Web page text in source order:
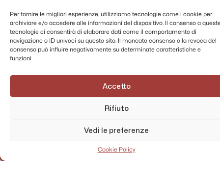
Per fornire le migliori esperienze, utilizziamo tecnologie come i cookie per
archiviare e/o accedere alle informazioni del dispositivo. Il consenso a
tecnologie ci consentirà di elaborare dati come il comportamento di
navigazione o ID univoci su questo sito. Il mancato consenso o la revoca del
consenso può influire negativamente su determinate caratteristiche e
funzioni.
Accetto
Rifiuto
Vedi le preferenze
Cookie Policy
AMMINISTRAZIONE TRASPARENTE
CONTATTI